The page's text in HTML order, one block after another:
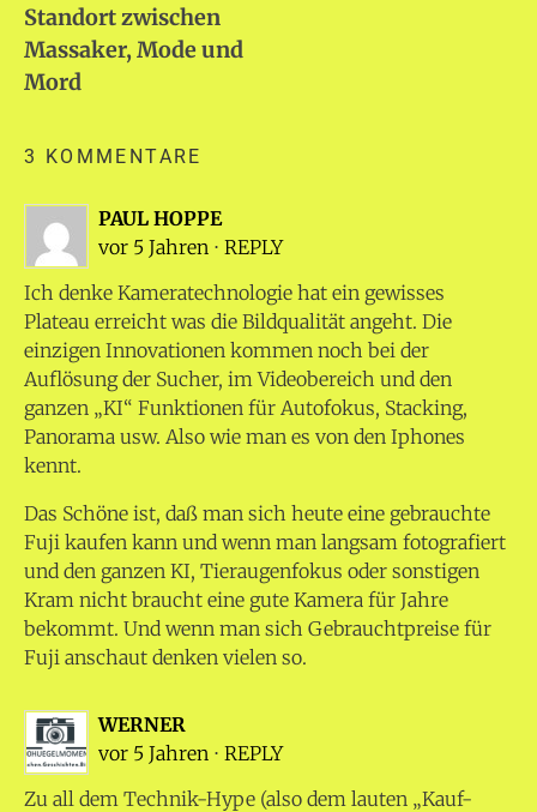
Standort zwischen
Massaker, Mode und
Mord
3 KOMMENTARE
PAUL HOPPE
vor 5 Jahren ⋅ REPLY
Ich denke Kameratechnologie hat ein gewisses
Plateau erreicht was die Bildqualität angeht. Die
einzigen Innovationen kommen noch bei der
Auflösung der Sucher, im Videobereich und den
ganzen „KI“ Funktionen für Autofokus, Stacking,
Panorama usw. Also wie man es von den Iphones
kennt.
Das Schöne ist, daß man sich heute eine gebrauchte
Fuji kaufen kann und wenn man langsam fotografiert
und den ganzen KI, Tieraugenfokus oder sonstigen
Kram nicht braucht eine gute Kamera für Jahre
bekommt. Und wenn man sich Gebrauchtpreise für
Fuji anschaut denken vielen so.
WERNER
vor 5 Jahren ⋅ REPLY
Zu all dem Technik-Hype (also dem lauten „Kauf-